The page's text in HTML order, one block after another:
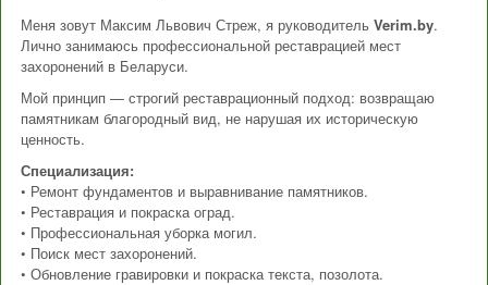
Меня зовут Максим Львович Стреж, я руководитель Verim.by.
Лично занимаюсь профессиональной реставрацией мест
захоронений в Беларуси.
Мой принцип — строгий реставрационный подход: возвращаю
памятникам благородный вид, не нарушая их историческую
ценность.
Специализация:
• Ремонт фундаментов и выравнивание памятников.
• Реставрация и покраска оград.
• Профессиональная уборка могил.
• Поиск мест захоронений.
• Обновление гравировки и покраска текста, позолота.